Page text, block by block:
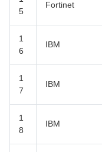
5
Fortinet
1
6
IBM
1
7
IBM
1
8
IBM